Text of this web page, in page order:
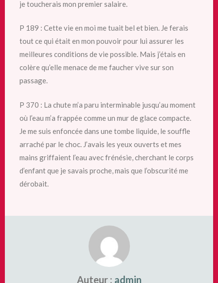
je toucherais mon premier salaire.
P 189 : Cette vie en moi me tuait bel et bien. Je ferais
tout ce qui était en mon pouvoir pour lui assurer les
meilleures conditions de vie possible. Mais j’étais en
colère qu’elle menace de me faucher vive sur son
passage.
P 370 : La chute m’a paru interminable jusqu’au moment
où l’eau m’a frappée comme un mur de glace compacte.
Je me suis enfoncée dans une tombe liquide, le souffle
arraché par le choc. J’avais les yeux ouverts et mes
mains griffaient l’eau avec frénésie, cherchant le corps
d’enfant que je savais proche, mais que l’obscurité me
dérobait.
Auteur : admin